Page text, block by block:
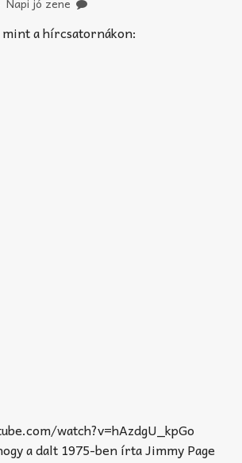
a hírcsatornákon:
watch?v=hAzdgU_kpGo
a dalt 1975-ben írta Jimmy Page